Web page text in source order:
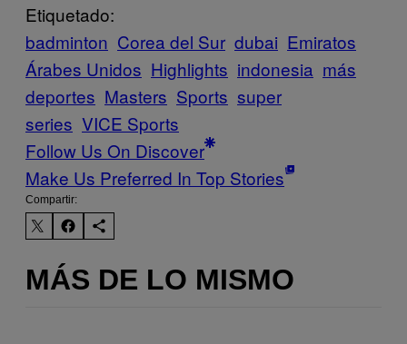
Etiquetado:
badminton Corea del Sur dubai Emiratos
Árabes Unidos Highlights indonesia más
deportes Masters Sports super
series VICE Sports
Follow Us On Discover
Make Us Preferred In Top Stories
Compartir:
MÁS DE LO MISMO